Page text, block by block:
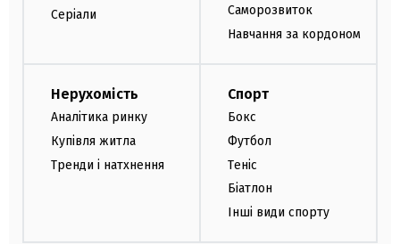
Серіали
Саморозвиток
Навчання за кордоном
Нерухомість
Аналітика ринку
Купівля житла
Тренди і натхнення
Спорт
Бокс
Футбол
Теніс
Біатлон
Інші види спорту